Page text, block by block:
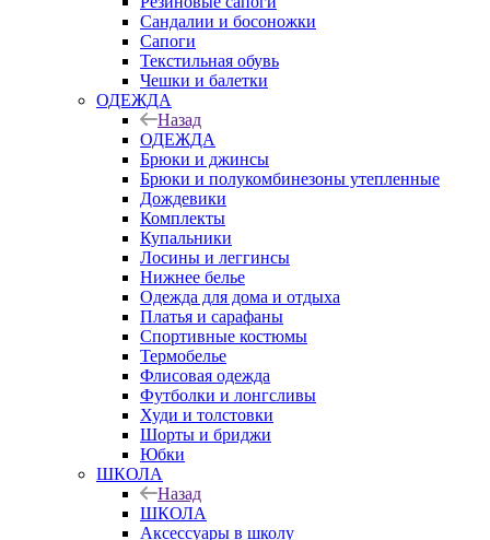
Сандалии и босоножки
Сапоги
Текстильная обувь
Чешки и балетки
ОДЕЖДА
Назад
ОДЕЖДА
Брюки и джинсы
Брюки и полукомбинезоны утепленные
Дождевики
Комплекты
Купальники
Лосины и леггинсы
Нижнее белье
Одежда для дома и отдыха
Платья и сарафаны
Спортивные костюмы
Термобелье
Флисовая одежда
Футболки и лонгсливы
Худи и толстовки
Шорты и бриджи
Юбки
ШКОЛА
Назад
ШКОЛА
Аксессуары в школу